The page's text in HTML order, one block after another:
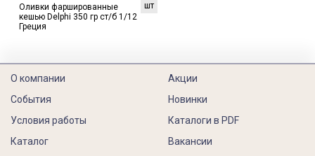
шт
Оливки фаршированные
кешью Delphi 350 гр ст/б 1/12
Греция
О компании
События
Условия работы
Каталог
Акции
Новинки
Каталоги в PDF
Вакансии